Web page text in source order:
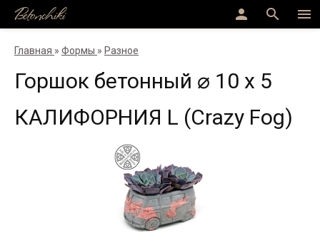
menu
search
person
Betonchiki
Главная » Формы » Разное
Горшок бетонный ⌀ 10 х 5
КАЛИФОРНИЯ L (Crazy Fog)